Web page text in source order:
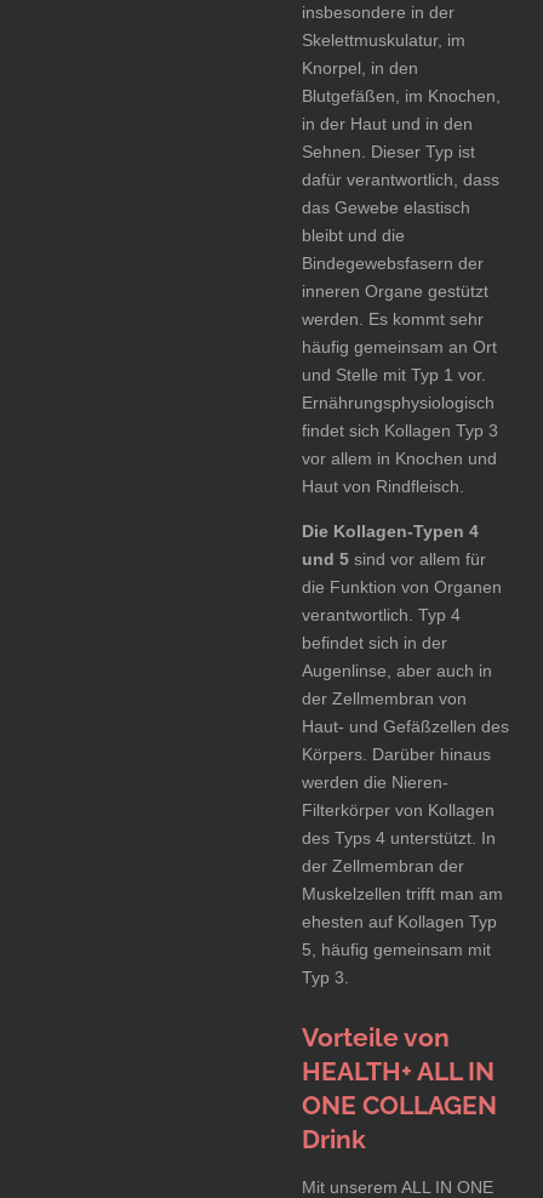
insbesondere in der
Skelettmuskulatur, im
Knorpel, in den
Blutgefäßen, im Knochen,
in der Haut und in den
Sehnen. Dieser Typ ist
dafür verantwortlich, dass
das Gewebe elastisch
bleibt und die
Bindegewebsfasern der
inneren Organe gestützt
werden. Es kommt sehr
häufig gemeinsam an Ort
und Stelle mit Typ 1 vor.
Ernährungsphysiologisch
findet sich Kollagen Typ 3
vor allem in Knochen und
Haut von Rindfleisch.
Die Kollagen-Typen 4
und 5 sind vor allem für
die Funktion von Organen
verantwortlich. Typ 4
befindet sich in der
Augenlinse, aber auch in
der Zellmembran von
Haut- und Gefäßzellen des
Körpers. Darüber hinaus
werden die Nieren-
Filterkörper von Kollagen
des Typs 4 unterstützt. In
der Zellmembran der
Muskelzellen trifft man am
ehesten auf Kollagen Typ
5, häufig gemeinsam mit
Typ 3.
Vorteile von
HEALTH+ ALL IN
ONE COLLAGEN
Drink
Mit unserem ALL IN ONE